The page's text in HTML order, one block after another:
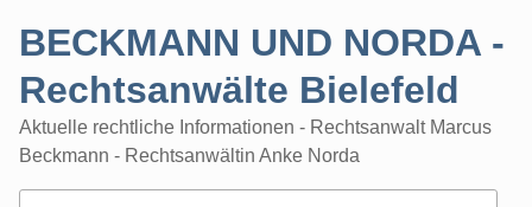
BECKMANN UND NORDA -
Rechtsanwälte Bielefeld
Aktuelle rechtliche Informationen - Rechtsanwalt Marcus
Beckmann - Rechtsanwältin Anke Norda